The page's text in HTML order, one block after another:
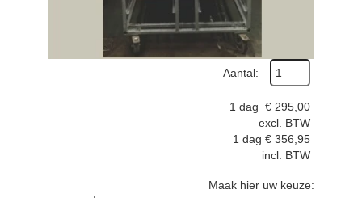
Aantal:
1 dag € 295,00
excl. BTW
1 dag € 356,95
incl. BTW
Maak hier uw keuze: